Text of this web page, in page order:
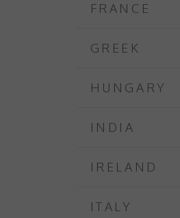
FRANCE
GREEK
HUNGARY
INDIA
IRELAND
ITALY